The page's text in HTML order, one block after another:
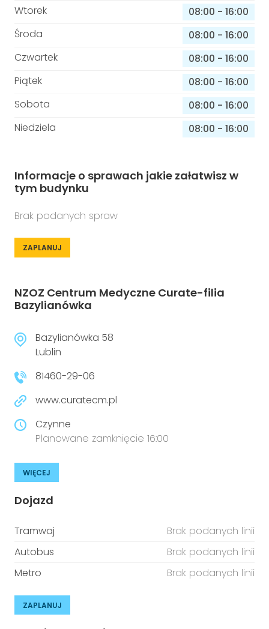
Wtorek
08:00 - 16:00
Środa
08:00 - 16:00
Czwartek
08:00 - 16:00
Piątek
08:00 - 16:00
Sobota
08:00 - 16:00
Niedziela
08:00 - 16:00
Informacje o sprawach jakie załatwisz w
tym budynku
Brak podanych spraw
ZAPLANUJ
NZOZ Centrum Medyczne Curate-filia
Bazylianówka
Bazylianówka 58
Lublin
81460-29-06
www.curatecm.pl
Czynne
Planowane zamknięcie 16:00
WIĘCEJ
Dojazd
Tramwaj
Brak podanych linii
Autobus
Brak podanych linii
Metro
Brak podanych linii
ZAPLANUJ